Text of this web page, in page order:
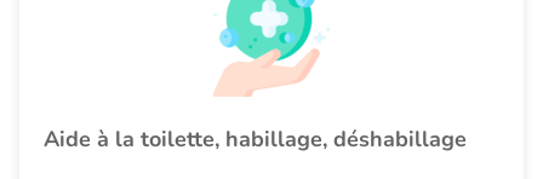
Aide à la toilette, habillage, déshabillage